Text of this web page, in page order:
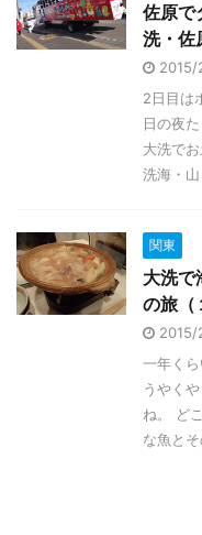
佐原で
洗・佐
2015/
2日目は
日の夜
大洗で
洗海・
関東
大洗で
の旅（
2015/
一年く
うやく
ね。 ど
な魚と